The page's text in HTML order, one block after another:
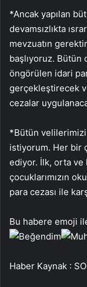
*Ancak yapılan
devamsızlıkta
mevzuatın
başlıyoruz. Bütün
öngörülen idari
gerçekleştirecek
cezalar
*Bütün
istiyorum. Her bir
ediyor. İlk, orta
çocuklarımızın
para cezası ile
Bu habere emoji
Haber Kaynak :